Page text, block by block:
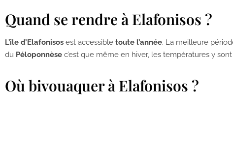
Quand se rendre à Elafonisos ?
L’île d’Elafonisos est accessible toute l’année. La meilleure
du Péloponnèse c’est que même en hiver, les températures y
Où bivouaquer à Elafonisos ?